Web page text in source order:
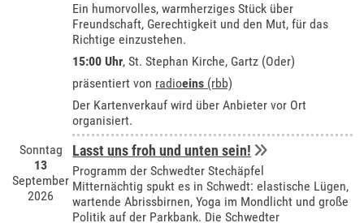
Ein humorvolles, warmherziges Stück über
Freundschaft, Gerechtigkeit und den Mut, für das
Richtige einzustehen.
15:00 Uhr, St. Stephan Kirche, Gartz (Oder)
präsentiert von radioeins (rbb)
Der Kartenverkauf wird über Anbieter vor Ort
organisiert.
Sonntag
13
September
2026
Lasst uns froh und unten sein!
Programm der Schwedter Stechäpfel
Mitternächtig spukt es in Schwedt: elastische Lügen,
wartende Abrissbirnen, Yoga im Mondlicht und große
Politik auf der Parkbank. Die Schwedter